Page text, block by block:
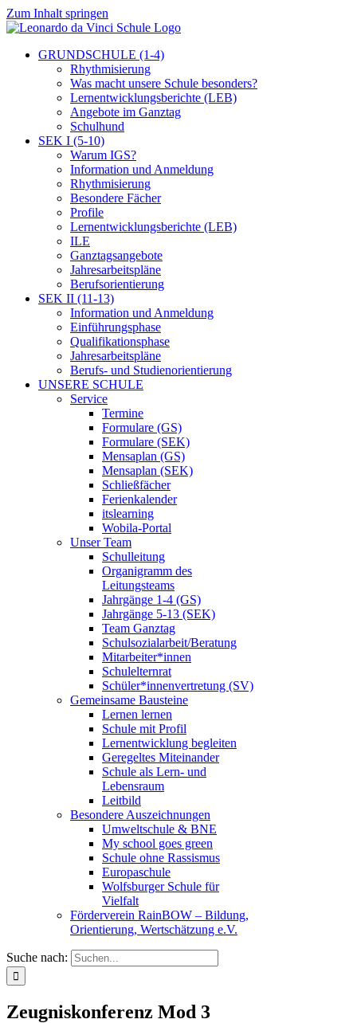
Zum Inhalt springen
GRUNDSCHULE (1-4)
Rhythmisierung
Was macht unsere Schule besonders?
Lernentwicklungsberichte (LEB)
Angebote im Ganztag
Schulhund
SEK I (5-10)
Warum IGS?
Information und Anmeldung
Rhythmisierung
Besondere Fächer
Profile
Lernentwicklungsberichte (LEB)
ILE
Ganztagsangebote
Jahresarbeitspläne
Berufsorientierung
SEK II (11-13)
Information und Anmeldung
Einführungsphase
Qualifikationsphase
Jahresarbeitspläne
Berufs- und Studienorientierung
UNSERE SCHULE
Service
Termine
Formulare (GS)
Formulare (SEK)
Mensaplan (GS)
Mensaplan (SEK)
Schließfächer
Ferienkalender
itslearning
Wobila-Portal
Unser Team
Schulleitung
Organigramm des
Leitungsteams
Jahrgänge 1-4 (GS)
Jahrgänge 5-13 (SEK)
Team Ganztag
Schulsozialarbeit/Beratung
Mitarbeiter*innen
Schulelternrat
Schüler*innenvertretung (SV)
Gemeinsame Bausteine
Lernen lernen
Schule mit Profil
Lernentwicklung begleiten
Geregeltes Miteinander
Schule als Lern- und
Lebensraum
Leitbild
Besondere Auszeichnungen
Umweltschule & BNE
My school goes green
Schule ohne Rassismus
Europaschule
Wolfsburger Schule für
Vielfalt
Förderverein RainBOW – Bildung,
Orientierung, Wertschätzung e.V.
Suche nach:
Zeugniskonferenz Mod 3